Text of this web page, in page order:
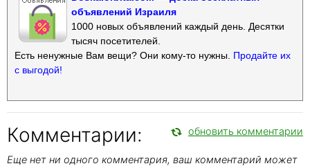
объявлений Израиля
1000 новых объявлений каждый день. Десятки
тысяч посетителей.
Есть ненужные Вам вещи? Они кому-то нужны. Продайте их
с выгодой!
Комментарии: обновить комментарии
Еще нет ни одного комментария, ваш комментарий может